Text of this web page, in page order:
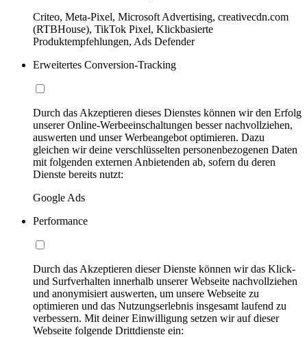
Criteo, Meta-Pixel, Microsoft Advertising, creativecdn.com
(RTBHouse), TikTok Pixel, Klickbasierte
Produktempfehlungen, Ads Defender
Erweitertes Conversion-Tracking
Durch das Akzeptieren dieses Dienstes können wir den Erfolg
unserer Online-Werbeeinschaltungen besser nachvollziehen,
auswerten und unser Werbeangebot optimieren. Dazu
gleichen wir deine verschlüsselten personenbezogenen Daten
mit folgenden externen Anbietenden ab, sofern du deren
Dienste bereits nutzt:
Google Ads
Performance
Durch das Akzeptieren dieser Dienste können wir das Klick-
und Surfverhalten innerhalb unserer Webseite nachvollziehen
und anonymisiert auswerten, um unsere Webseite zu
optimieren und das Nutzungserlebnis insgesamt laufend zu
verbessern. Mit deiner Einwilligung setzen wir auf dieser
Webseite folgende Drittdienste ein: